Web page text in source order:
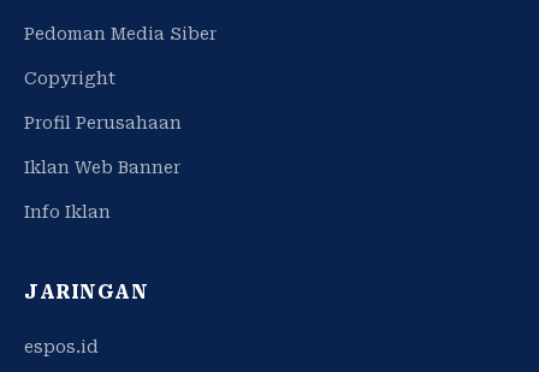
Pedoman Media Siber
Copyright
Profil Perusahaan
Iklan Web Banner
Info Iklan
JARINGAN
espos.id